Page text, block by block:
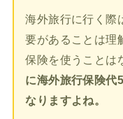
海外旅行に行く際
要があることは理
保険を使うことは
に海外旅行保険代
なりますよね。